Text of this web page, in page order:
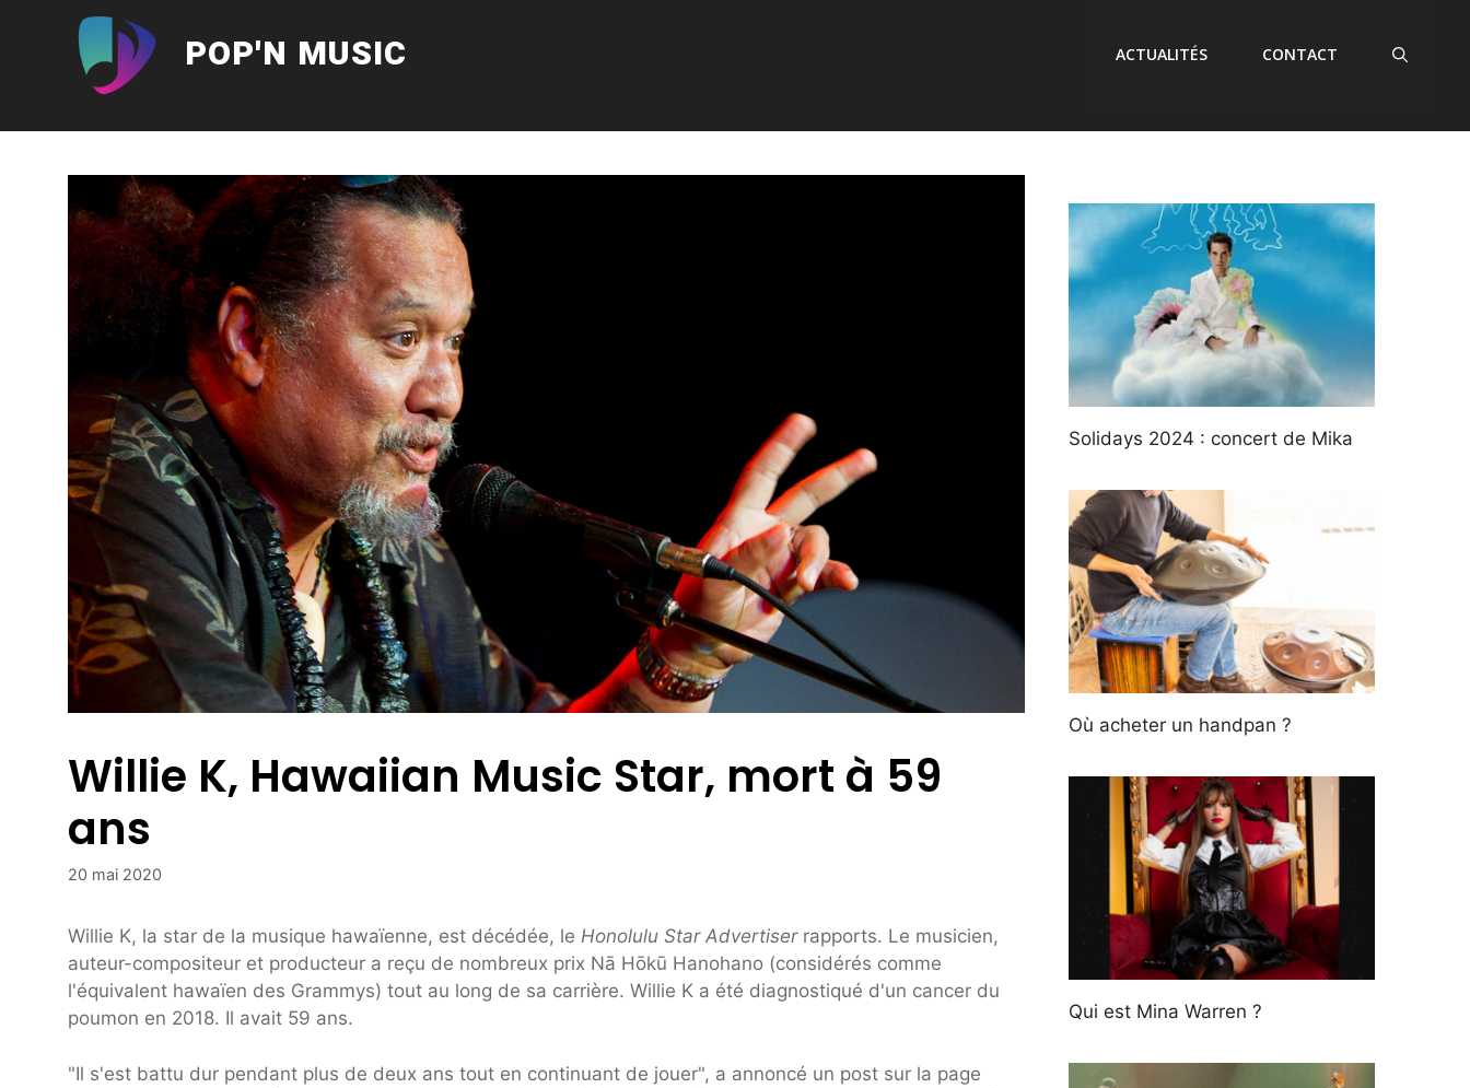
POP'N MUSIC ACTUALITÉS CONTACT
Willie K, Hawaiian Music Star, mort à 59
ans
20 mai 2020
Willie K, la star de la musique hawaïenne, est décédée, le Honolulu Star Advertiserrapports. Le musicien,
auteur-compositeur et producteur a reçu de nombreux prix Nā Hōkū Hanohano (considérés comme
l'équivalent hawaïen des Grammys) tout au long de sa carrière. Willie K a été diagnostiqué d'un cancer du
poumon en 2018. Il avait 59 ans.
"Il s'est battu dur pendant plus de deux ans tout en continuant de jouer", a annoncé un post sur la page
Solidays 2024 : concert de Mika
Où acheter un handpan ?
Qui est Mina Warren ?